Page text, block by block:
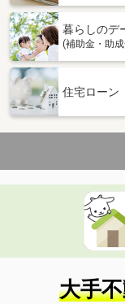
暮らしのデ
(補助金・助
住宅ローン
大手